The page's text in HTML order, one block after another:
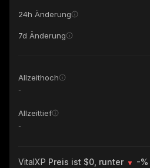
24h Änderung
7d Änderung
Allzeithoch
-
Allzeittief
-
VitalXP Preis ist $0, runter -%